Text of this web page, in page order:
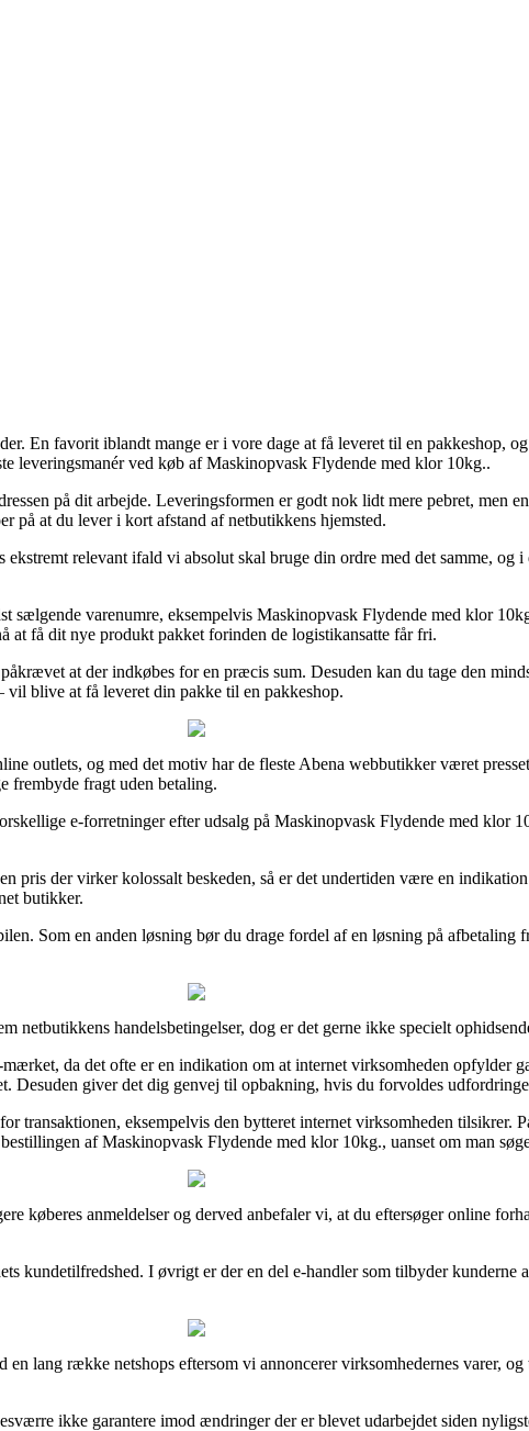
En favorit iblandt mange er i vore dage at få leveret til en pakkeshop,
leveringsmanér ved køb af Maskinopvask Flydende med klor 10kg..
på dit arbejde. Leveringsformen er godt nok lidt mere pebret, men
på at du lever i kort afstand af netbutikkens hjemsted.
relevant ifald vi absolut skal bruge din ordre med det samme, og i
sælgende varenumre, eksempelvis Maskinopvask Flydende med klor
at få dit nye produkt pakket forinden de logistikansatte får fri.
at der indkøbes for en præcis sum. Desuden kan du tage den
blive at få leveret din pakke til en pakkeshop.
outlets, og med det motiv har de fleste Abena webbutikker været
frembyde fragt uden betaling.
e-forretninger efter udsalg på Maskinopvask Flydende med klor
pris der virker kolossalt beskeden, så er det undertiden være en
butikker.
Som en anden løsning bør du drage fordel af en løsning på
netbutikkens handelsbetingelser, dog er det gerne ikke specielt
da det ofte er en indikation om at internet virksomheden opfylder
Desuden giver det dig genvej til opbakning, hvis du forvoldes
eksempelvis den bytteret internet virksomheden tilsikrer.
af Maskinopvask Flydende med klor 10kg., uanset om man
køberes anmeldelser og derved anbefaler vi, at du eftersøger online
kundetilfredshed. I øvrigt er der en del e-handler som tilbyder kunderne
lang række netshops eftersom vi annoncerer virksomhedernes varer,
ikke garantere imod ændringer der er blevet udarbejdet siden